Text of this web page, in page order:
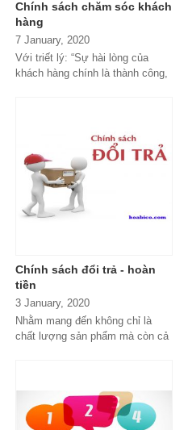
thiết kế bể bơi kinh doanh chi tiết
nhất trong bài viết này. Hãy cùng
chúng tôi tìm hiểu ngay thông
tin.
Chính sách chăm sóc khách
hàng
7 January, 2020
Với triết lý: “Sự hài lòng của
khách hàng chính là thành công,
Chính sách đổi trả - hoàn
tiền
3 January, 2020
Nhằm mang đến không chỉ là
chất lượng sản phẩm mà còn cả